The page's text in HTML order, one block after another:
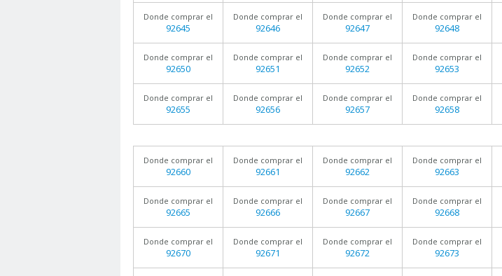
Donde comprar el
92645
Donde comprar el
92646
Donde comprar el
92647
Donde comprar el
92648
Donde comprar el
92650
Donde comprar el
92651
Donde comprar el
92652
Donde comprar el
92653
Donde comprar el
92655
Donde comprar el
92656
Donde comprar el
92657
Donde comprar el
92658
Donde comprar el
92660
Donde comprar el
92661
Donde comprar el
92662
Donde comprar el
92663
Donde comprar el
92665
Donde comprar el
92666
Donde comprar el
92667
Donde comprar el
92668
Donde comprar el
92670
Donde comprar el
92671
Donde comprar el
92672
Donde comprar el
92673